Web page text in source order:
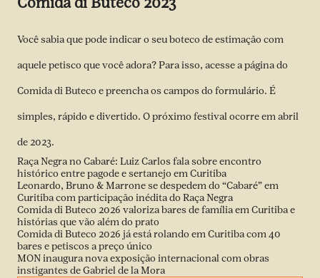
Você sabia que pode indicar o seu boteco de estimação com
aquele petisco que você adora? Para isso, acesse apágina do
Comida di Buteco e preencha os campos do formulário. É
simples, rápido e divertido. O próximo festival ocorre em abril
de 2023.
Raça Negra no Cabaré: Luiz Carlos fala sobre encontro
histórico entre pagode e sertanejo em Curitiba
Leonardo, Bruno & Marrone se despedem do “Cabaré” em
Curitiba com participação inédita do Raça Negra
Comida di Buteco 2026 valoriza bares de família em Curitiba e
histórias que vão além do prato
Comida di Buteco 2026 já está rolando em Curitiba com 40
bares e petiscos a preço único
MON inaugura nova exposição internacional com obras
instigantes de Gabriel de la Mora